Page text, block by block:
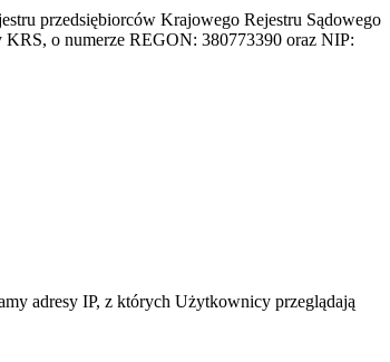
przedsiębiorców Krajowego Rejestru Sądowego
KRS, o numerze REGON: 380773390 oraz NIP:
adresy IP, z których Użytkownicy przeglądają